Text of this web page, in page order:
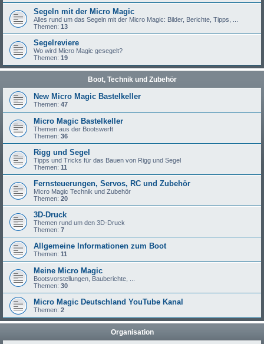
Segeln mit der Micro Magic
Alles rund um das Segeln mit der Micro Magic: Bilder, Berichte, Tipps, ...
Themen: 13
Segelreviere
Wo wird Micro Magic gesegelt?
Themen: 19
Boot, Technik und Zubehör
New Micro Magic Bastelkeller
Themen: 47
Micro Magic Bastelkeller
Themen aus der Bootswerft
Themen: 36
Rigg und Segel
Tipps und Tricks für das Bauen von Rigg und Segel
Themen: 11
Fernsteuerungen, Servos, RC und Zubehör
Micro Magic Technik und Zubehör
Themen: 20
3D-Druck
Themen rund um den 3D-Druck
Themen: 7
Allgemeine Informationen zum Boot
Themen: 11
Meine Micro Magic
Bootsvorstellungen, Bauberichte, ...
Themen: 30
Micro Magic Deutschland YouTube Kanal
Themen: 2
Organisation